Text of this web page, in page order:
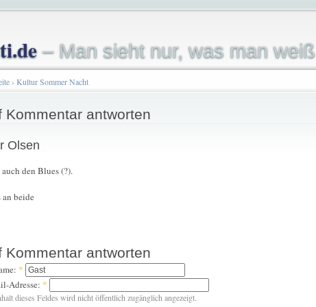
– Man sieht nur, was man weiß
› Kultur Sommer Nacht
Kommentar antworten
Olsen
auch den Blues (?).
an beide
Kommentar antworten
*
Adresse: *
dieses Feldes wird nicht öffentlich zugänglich angezeigt.